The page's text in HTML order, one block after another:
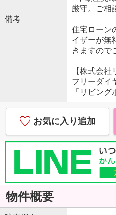
備考
厳守。ご相
住宅ローン
イザーが無
きますので
【株式会社
フリーダイ
「リビング
お気に入り追加
物件概要